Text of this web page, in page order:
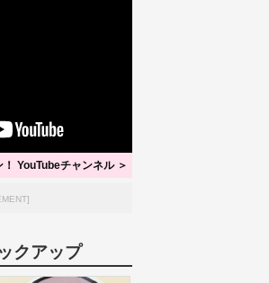
YouTubeチャンネル ＞
クアップ